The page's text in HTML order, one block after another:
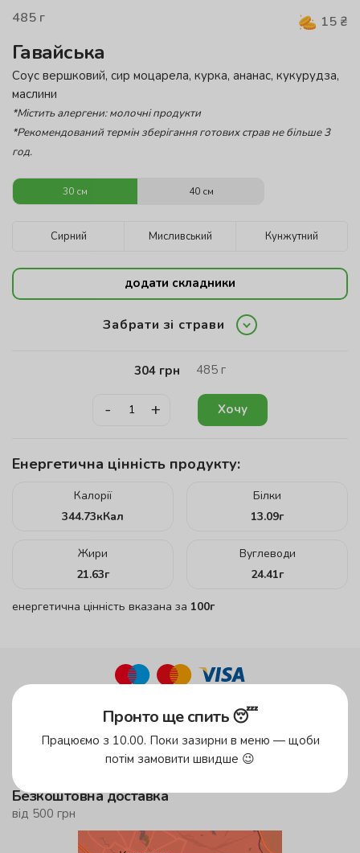
485 г 15 ₴
Гавайська
Соус вершковий, сир моцарела, курка, ананас, кукурудза,
маслини
*Містить алергени: молочні продукти
*Рекомендований термін зберігання готових страв не більше 3
год.
30 см 40 см
Сирний Мисливський Кунжутний
додати складники
Забрати зі страви
304 грн 485 г
- + Хочу
Енергетична цінність продукту:
Калорії
344.73кКал
Білки
13.09г
Жири
21.63г
Вуглеводи
24.41г
енергетична цінність вказана за 100г
до 59 хвилин
Безкоштовна доставка
від 500 грн
Пронто ще спить 😴
Працюємо з 10.00. Поки зазирни в меню — щоби
потім замовити швидше 😉